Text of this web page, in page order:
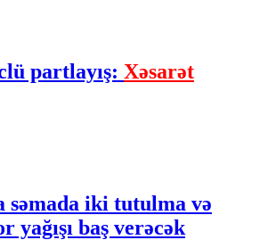
partlayış: Xəsarət
səmada iki tutulma və
yağışı baş verəcək